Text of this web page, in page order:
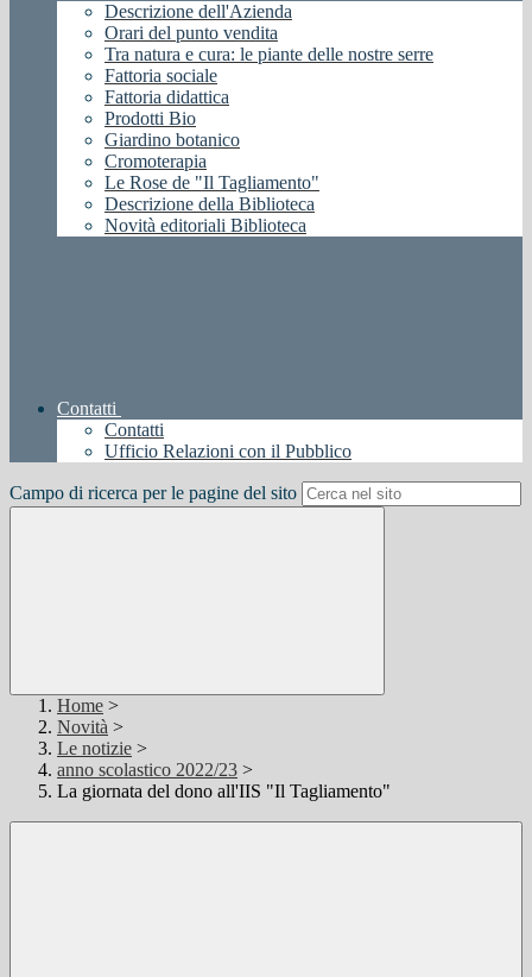
Descrizione dell'Azienda
Orari del punto vendita
Tra natura e cura: le piante delle nostre serre
Fattoria sociale
Fattoria didattica
Prodotti Bio
Giardino botanico
Cromoterapia
Le Rose de "Il Tagliamento"
Descrizione della Biblioteca
Novità editoriali Biblioteca
Contatti
Contatti
Ufficio Relazioni con il Pubblico
Campo di ricerca per le pagine del sito
Home >
Novità >
Le notizie >
anno scolastico 2022/23 >
La giornata del dono all'IIS "Il Tagliamento"